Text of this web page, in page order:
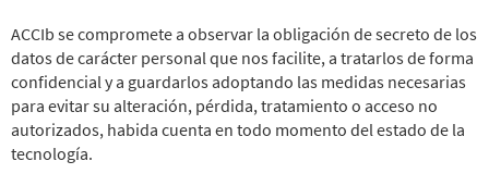
ACCIb se compromete a observar la obligación de secreto de los
datos de carácter personal que nos facilite, a tratarlos de forma
confidencial y a guardarlos adoptando las medidas necesarias
para evitar su alteración, pérdida, tratamiento o acceso no
autorizados, habida cuenta en todo momento del estado de la
tecnología.